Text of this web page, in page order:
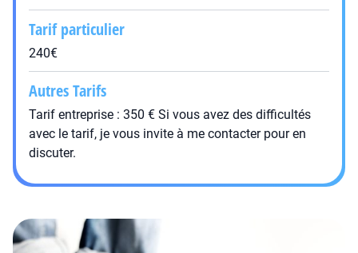
Tarif particulier
240€
Autres Tarifs
Tarif entreprise : 350 € Si vous avez des difficultés
avec le tarif, je vous invite à me contacter pour en
discuter.